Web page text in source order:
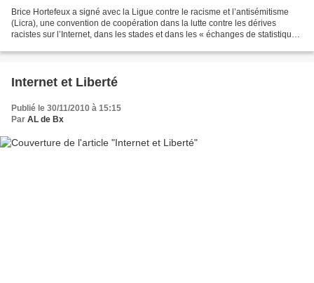
Brice Hortefeux a signé avec la Ligue contre le racisme et l’antisémitisme
(Licra), une convention de coopération dans la lutte contre les dérives
racistes sur l’Internet, dans les stades et dans les « échanges de statistiques
Internet et Liberté
Publié le 30/11/2010 à 15:15
Par AL de Bx